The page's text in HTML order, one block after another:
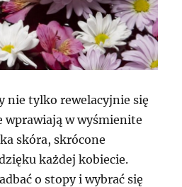
nie tylko rewelacyjnie się
wprawiają w wyśmienite
skóra, skrócone
każdej kobiecie.
o stopy i wybrać się